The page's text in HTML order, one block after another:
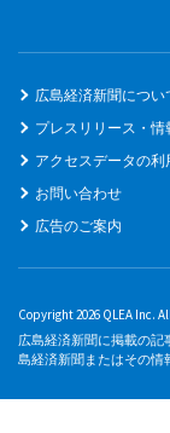
広島経済新聞につい
プレスリリース・
アクセスデータの利
お問い合わせ
広告のご案内
Copyright 2026 QLEA Inc.
広島経済新聞に掲載の
島経済新聞またはその情